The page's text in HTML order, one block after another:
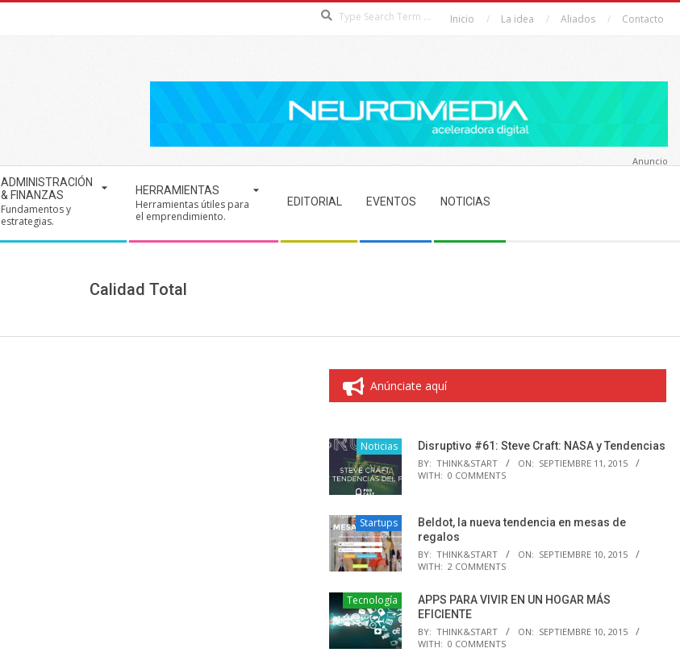
Inicio La idea Aliados Contacto
ADMINISTRACIÓN
& FINANZAS
Fundamentos y
estrategias.
HERRAMIENTAS
Herramientas útiles para
el emprendimiento.
EDITORIAL EVENTOS NOTICIAS
Anuncio
Calidad Total
Anúnciate aquí
Noticias Disruptivo #61: Steve Craft: NASA y Tendencias
BY: THINK&START ON: SEPTIEMBRE 11, 2015
WITH: 0 COMMENTS
Startups
Beldot, la nueva tendencia en mesas de
regalos
BY: THINK&START ON: SEPTIEMBRE 10, 2015
WITH: 2 COMMENTS
Tecnología
APPS PARA VIVIR EN UN HOGAR MÁS
EFICIENTE
BY: THINK&START ON: SEPTIEMBRE 10, 2015
WITH: 0 COMMENTS